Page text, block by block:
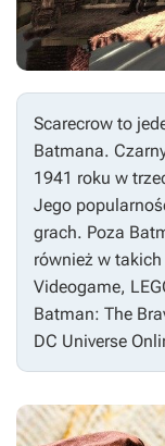
Scarecrow to
Batmana.
1941 roku w
Jego
grach. Poza
również w takich
Videogame,
Batman: The
DC Universe